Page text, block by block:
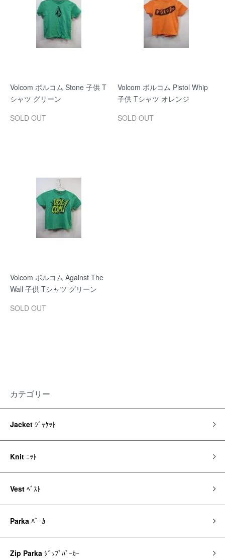
Volcom ボルコム Stone 子供 T
シャツ グリーン
SOLD OUT
Volcom ボルコム Pistol Whip
子供 Tシャツ オレンジ
SOLD OUT
Volcom ボルコム Against The
Wall 子供 Tシャツ グリーン
SOLD OUT
カテゴリー
Jacket ｼﾞｬｹｯﾄ
Knit ﾆｯﾄ
Vest ﾍﾞｽﾄ
Parka ﾊﾟｰｶｰ
Zip Parka ｼﾞｯﾌﾟﾊﾟｰｶｰ